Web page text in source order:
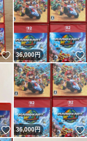
いいね！
36,000円
いいね！
36,000円